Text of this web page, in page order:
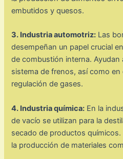
embutidos y quesos.
3. Industria automotriz: Las
desempeñan un papel crucial
de combustión interna.
sistema de frenos, así como
regulación de gases.
4. Industria química: En la
de vacío se utilizan para la
secado de productos
la producción de materiales